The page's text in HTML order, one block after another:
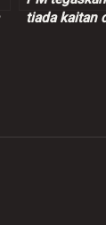
tiada kaitan